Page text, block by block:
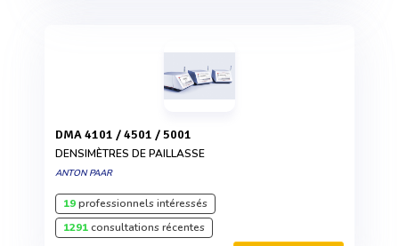
DMA 4101 / 4501 / 5001
DENSIMÈTRES DE PAILLASSE
ANTON PAAR
19professionnels intéressés
1291consultations récentes